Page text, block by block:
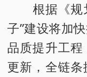
根据《规
子”建设将加
品质提升工
更新，全链条